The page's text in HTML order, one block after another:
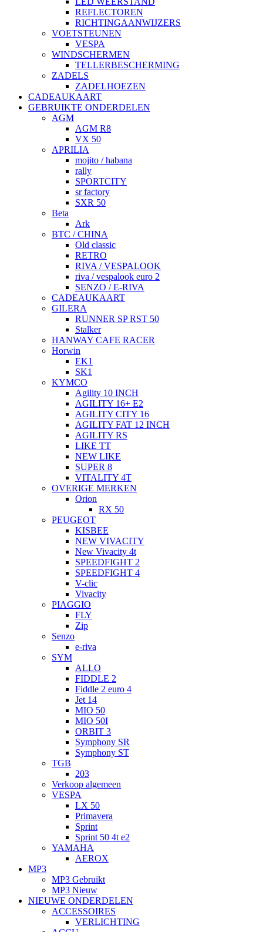
REFLECTOREN
RICHTINGAANWIJZERS
VOETSTEUNEN
VESPA
WINDSCHERMEN
TELLERBESCHERMING
ZADELS
ZADELHOEZEN
CADEAUKAART
GEBRUIKTE ONDERDELEN
AGM
AGM R8
VX 50
APRILIA
mojito / habana
rally
SPORTCITY
sr factory
SXR 50
Beta
Ark
BTC / CHINA
Old classic
RETRO
RIVA / VESPALOOK
riva / vespalook euro 2
SENZO / E-RIVA
CADEAUKAART
GILERA
RUNNER SP RST 50
Stalker
HANWAY CAFE RACER
Horwin
EK1
SK1
KYMCO
Agility 10 INCH
AGILITY 16+ E2
AGILITY CITY 16
AGILITY FAT 12 INCH
AGILITY RS
LIKE TT
NEW LIKE
SUPER 8
VITALITY 4T
OVERIGE MERKEN
Orion
RX 50
PEUGEOT
KISBEE
NEW VIVACITY
New Vivacity 4t
SPEEDFIGHT 2
SPEEDFIGHT 4
V-clic
Vivacity
PIAGGIO
FLY
Zip
Senzo
e-riva
SYM
ALLO
FIDDLE 2
Fiddle 2 euro 4
Jet 14
MIO 50
MIO 50I
ORBIT 3
Symphony SR
Symphony ST
TGB
203
Verkoop algemeen
VESPA
LX 50
Primavera
Sprint
Sprint 50 4t e2
YAMAHA
AEROX
MP3
MP3 Gebruikt
MP3 Nieuw
NIEUWE ONDERDELEN
ACCESSOIRES
VERLICHTING